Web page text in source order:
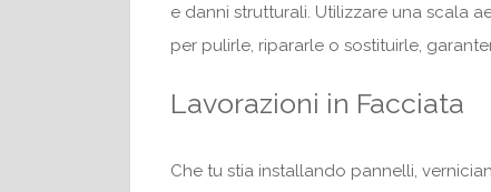
e danni strutturali. Utilizzare una scala
per pulirle, ripararle o sostituirle,
Lavorazioni in Facciata
Che tu stia installando pannelli,